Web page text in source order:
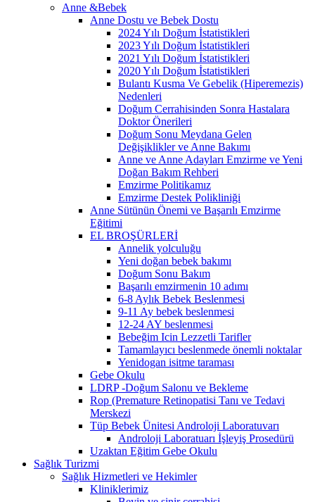
Anne &Bebek
Anne Dostu ve Bebek Dostu
2024 Yılı Doğum İstatistikleri
2023 Yılı Doğum İstatistikleri
2021 Yılı Doğum İstatistikleri
2020 Yılı Doğum İstatistikleri
Bulantı Kusma Ve Gebelik (Hiperemezis)
Nedenleri
Doğum Cerrahisinden Sonra Hastalara
Doktor Önerileri
Doğum Sonu Meydana Gelen
Değişiklikler ve Anne Bakımı
Anne ve Anne Adayları Emzirme ve Yeni
Doğan Bakım Rehberi
Emzirme Politikamız
Emzirme Destek Polikliniği
Anne Sütünün Önemi ve Başarılı Emzirme
Eğitimi
EL BROŞÜRLERİ
Annelik yolculuğu
Yeni doğan bebek bakımı
Doğum Sonu Bakım
Başarılı emzirmenin 10 adımı
6-8 Aylık Bebek Beslenmesi
9-11 Ay bebek beslenmesi
12-24 AY beslenmesi
Bebeğim Icin Lezzetli Tarifler
Tamamlayıcı beslenmede önemli noktalar
Yenidogan isitme taraması
Gebe Okulu
LDRP -Doğum Salonu ve Bekleme
Rop (Premature Retinopatisi Tanı ve Tedavi
Merskezi
Tüp Bebek Ünitesi Androloji Laboratuvarı
Androloji Laboratuarı İşleyiş Prosedürü
Uzaktan Eğitim Gebe Okulu
Sağlık Turizmi
Sağlık Hizmetleri ve Hekimler
Kliniklerimiz